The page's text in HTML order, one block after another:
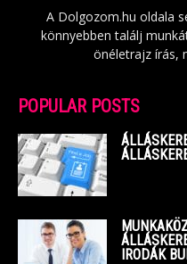
A Dolgozom.hu oldala
könnyebben találj
önéletrajz írás,
POPULAR POSTS
IRODÁK